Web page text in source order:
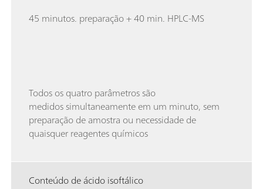
45 minutos. preparação + 40 min. HPLC-MS
Todos os quatro parâmetros são
medidos simultaneamente em um minuto, sem
preparação de amostra ou necessidade de
quaisquer reagentes químicos
Conteúdo de ácido isoftálico